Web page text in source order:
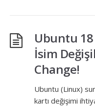
Ubuntu
İsim
Change!
Ubuntu (Linux)
kartı değişimi